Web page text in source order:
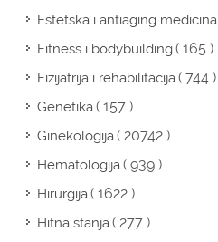
Estetska i antiaging medicina
Fitness i bodybuilding( 165 )
Fizijatrija i rehabilitacija( 744 )
Genetika( 157 )
Ginekologija( 20742 )
Hematologija( 939 )
Hirurgija( 1622 )
Hitna stanja( 277 )